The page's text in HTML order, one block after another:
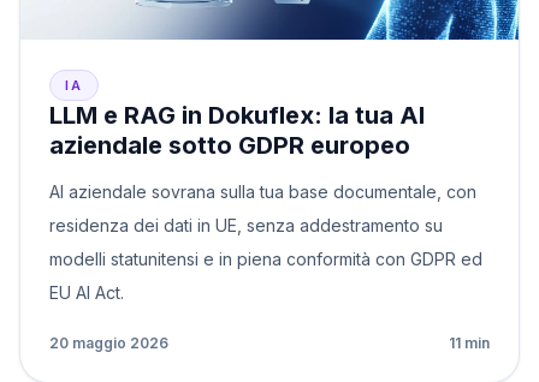
IA
LLM e RAG in Dokuflex: la tua AI
aziendale sotto GDPR europeo
AI aziendale sovrana sulla tua base documentale, con
residenza dei dati in UE, senza addestramento su
modelli statunitensi e in piena conformità con GDPR ed
EU AI Act.
20 maggio 2026 11 min